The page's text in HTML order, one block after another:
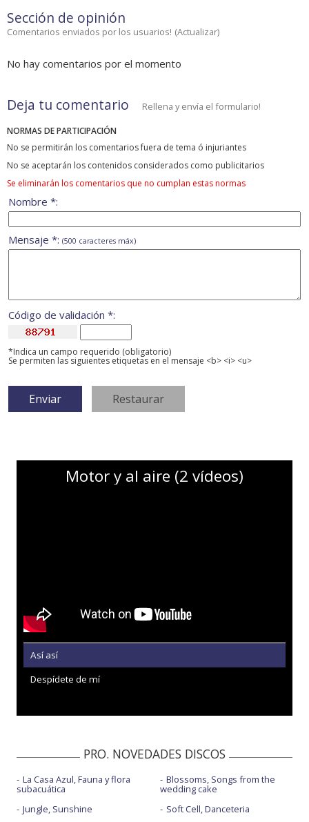
Sección de opinión
Comentarios enviados por los usuarios! (Actualizar)
No hay comentarios por el momento
Deja tu comentario Rellena y envía el formulario!
NORMAS DE PARTICIPACIÓN
No se permitirán los comentarios fuera de tema ó injuriantes
No se aceptarán los contenidos considerados como publicitarios
Se eliminarán los comentarios que no cumplan estas normas
Nombre *:
Mensaje *: (500 caracteres máx)
Código de validación *:
*Indica un campo requerido (obligatorio)
Se permiten las siguientes etiquetas en el mensaje <b> <i> <u>
Motor y al aire (2 vídeos)
Así así
Despídete de mí
PRO. NOVEDADES DISCOS
La Casa Azul, Fauna y flora
subacuática
Jungle, Sunshine
Blossoms, Songs from the
wedding cake
Soft Cell, Danceteria